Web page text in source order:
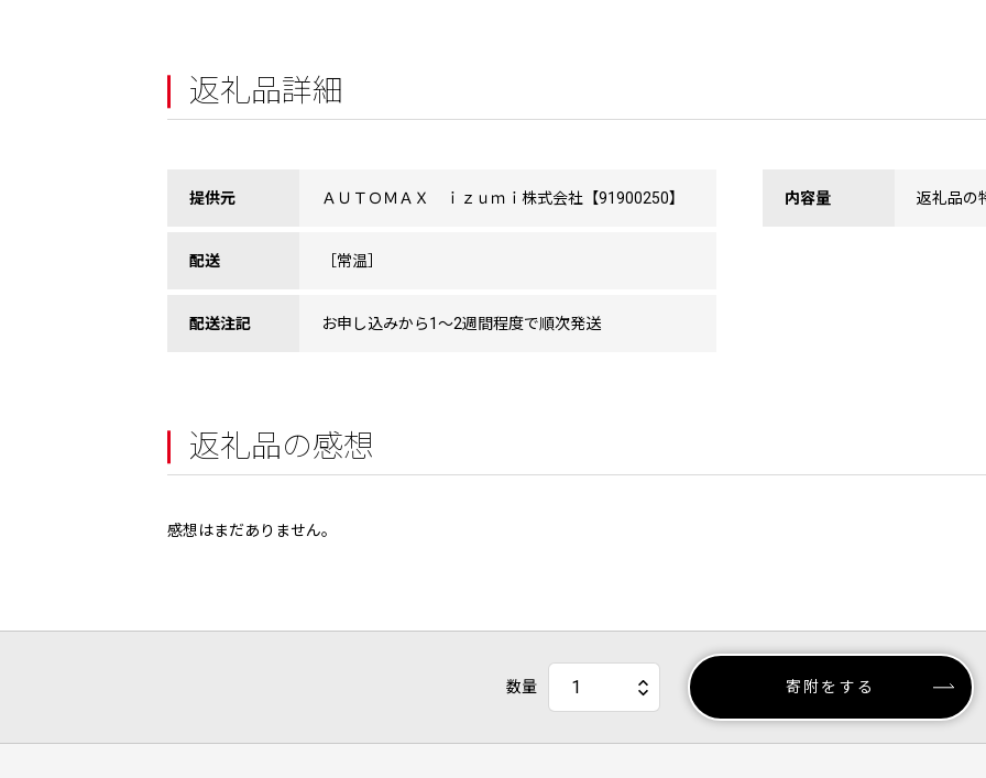
返礼品詳細
提供元 ＡＵＴＯＭＡＸ ｉｚｕｍｉ株式会社【91900250】
配送 ［常温］
配送注記 お申し込みから1〜2週間程度で順次発送
内容量 返礼品の
返礼品の感想
感想はまだありません。
数量 寄附をする